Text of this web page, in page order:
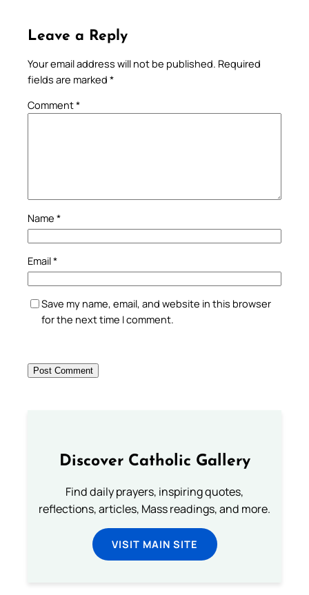
Leave a Reply
Your email address will not be published. Required
fields are marked *
Comment*
Name *
Email*
Save my name, email, and website in this browser
for the next time I comment.
Discover Catholic Gallery
Find daily prayers, inspiring quotes,
reflections, articles, Mass readings, and more.
VISIT MAIN SITE